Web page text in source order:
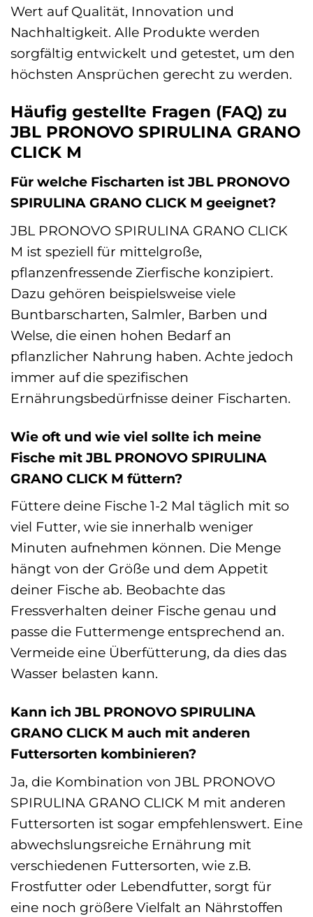
Wert auf Qualität, Innovation und
Nachhaltigkeit. Alle Produkte werden
sorgfältig entwickelt und getestet, um den
höchsten Ansprüchen gerecht zu werden.
Häufig gestellte Fragen (FAQ) zu
JBL PRONOVO SPIRULINA GRANO
CLICK M
Für welche Fischarten ist JBL PRONOVO
SPIRULINA GRANO CLICK M geeignet?
JBL PRONOVO SPIRULINA GRANO CLICK
M ist speziell für mittelgroße,
pflanzenfressende Zierfische konzipiert.
Dazu gehören beispielsweise viele
Buntbarscharten, Salmler, Barben und
Welse, die einen hohen Bedarf an
pflanzlicher Nahrung haben. Achte jedoch
immer auf die spezifischen
Ernährungsbedürfnisse deiner Fischarten.
Wie oft und wie viel sollte ich meine
Fische mit JBL PRONOVO SPIRULINA
GRANO CLICK M füttern?
Füttere deine Fische 1-2 Mal täglich mit so
viel Futter, wie sie innerhalb weniger
Minuten aufnehmen können. Die Menge
hängt von der Größe und dem Appetit
deiner Fische ab. Beobachte das
Fressverhalten deiner Fische genau und
passe die Futtermenge entsprechend an.
Vermeide eine Überfütterung, da dies das
Wasser belasten kann.
Kann ich JBL PRONOVO SPIRULINA
GRANO CLICK M auch mit anderen
Futtersorten kombinieren?
Ja, die Kombination von JBL PRONOVO
SPIRULINA GRANO CLICK M mit anderen
Futtersorten ist sogar empfehlenswert. Eine
abwechslungsreiche Ernährung mit
verschiedenen Futtersorten, wie z.B.
Frostfutter oder Lebendfutter, sorgt für
eine noch größere Vielfalt an Nährstoffen